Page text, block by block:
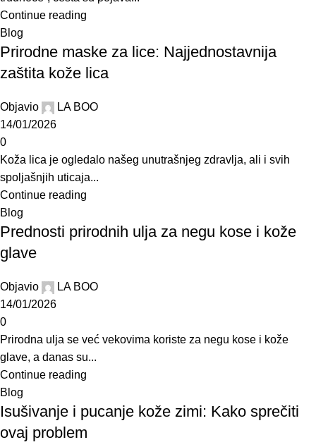
Continue reading
Blog
Prirodne maske za lice: Najjednostavnija
zaštita kože lica
Objavio
LA BOO
14/01/2026
0
Koža lica je ogledalo našeg unutrašnjeg zdravlja, ali i svih
spoljašnjih uticaja...
Continue reading
Blog
Prednosti prirodnih ulja za negu kose i kože
glave
Objavio
LA BOO
14/01/2026
0
Prirodna ulja se već vekovima koriste za negu kose i kože
glave, a danas su...
Continue reading
Blog
Isušivanje i pucanje kože zimi: Kako sprečiti
ovaj problem